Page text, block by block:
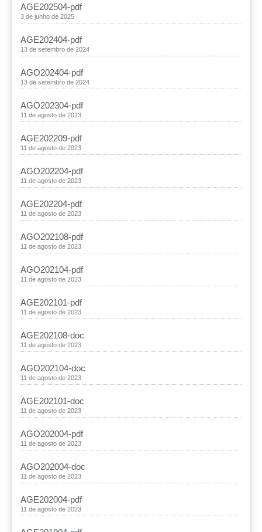
AGE202504-pdf
3 de junho de 2025
AGE202404-pdf
13 de setembro de 2024
AGO202404-pdf
13 de setembro de 2024
AGO202304-pdf
11 de agosto de 2023
AGE202209-pdf
11 de agosto de 2023
AGO202204-pdf
11 de agosto de 2023
AGE202204-pdf
11 de agosto de 2023
AGO202108-pdf
11 de agosto de 2023
AGO202104-pdf
11 de agosto de 2023
AGE202101-pdf
11 de agosto de 2023
AGE202108-doc
11 de agosto de 2023
AGO202104-doc
11 de agosto de 2023
AGE202101-doc
11 de agosto de 2023
AGO202004-pdf
11 de agosto de 2023
AGO202004-doc
11 de agosto de 2023
AGE202004-pdf
11 de agosto de 2023